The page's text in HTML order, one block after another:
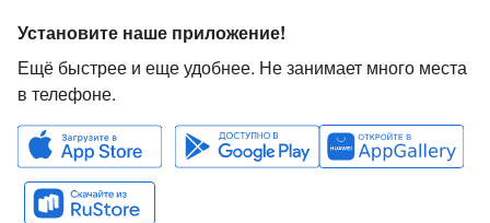
Установите наше приложение!
Ещё быстрее и еще удобнее. Не занимает много места
в телефоне.